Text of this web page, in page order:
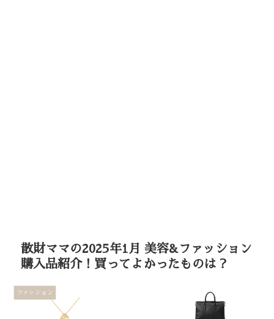
散財ママの2025年1月 美容&ファッション
購入品紹介！買ってよかったものは？
ファッション